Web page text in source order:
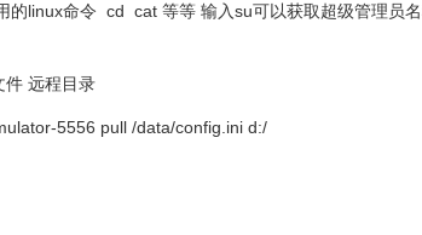
linux命令 cd cat 等等 输入su可以获取超级管理员名
远程目录
5556 pull /data/config.ini d:/